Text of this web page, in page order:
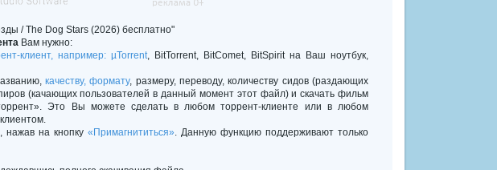
/ The Dog Stars (2026) бесплатно"
Вам нужно:
клиент, например: µTorrent, BitTorrent, BitComet, BitSpirit на Ваш ноутбук,
качеству, формату, размеру, переводу, количеству сидов (раздающих
(качающих пользователей в данный момент этот файл) и скачать фильм
Это Вы можете сделать в любом торрент-клиенте или в любом
нажав на кнопку «Примагнититься». Данную функцию поддерживают только